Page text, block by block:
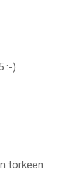
:-)
törkeen